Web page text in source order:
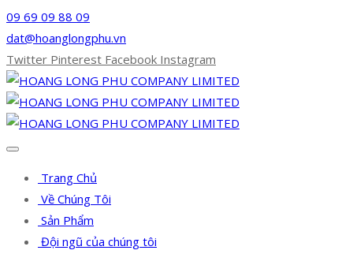
09 69 09 88 09
dat@hoanglongphu.vn
Twitter Pinterest Facebook Instagram
Trang Chủ
Về Chúng Tôi
Sản Phẩm
Đội ngũ của chúng tôi